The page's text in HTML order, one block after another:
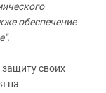
обеспечение
своих
на